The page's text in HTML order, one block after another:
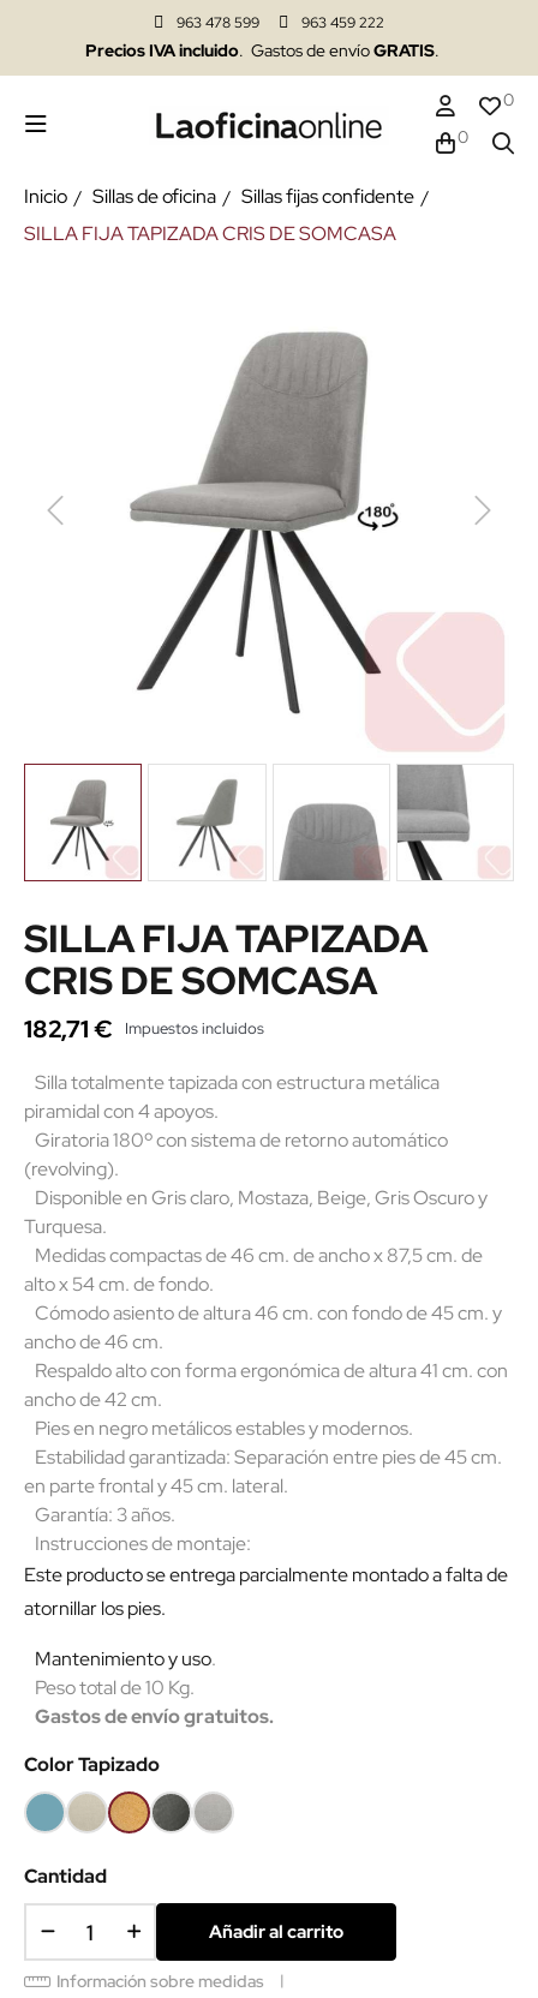
963 478 599 963 459 222
Precios IVA incluido. Gastos de envíoGRATIS.
0
0
Inicio Sillas de oficina
Sillas fijas confidente
SILLA FIJA TAPIZADA CRIS DE SOMCASA
SILLA FIJA TAPIZADA
CRIS DE SOMCASA
182,71 € Impuestos incluidos
Silla totalmente tapizada con estructura metálica
piramidal con 4 apoyos.
Giratoria 180º con sistema de retorno automático
(revolving).
Disponible en Gris claro, Mostaza, Beige, Gris Oscuro y
Turquesa.
Medidas compactas de 46 cm. de ancho x 87,5 cm. de
alto x 54 cm. de fondo.
Cómodo asiento de altura 46 cm. con fondo de 45 cm. y
ancho de 46 cm.
Respaldo alto con forma ergonómica de altura 41 cm. con
ancho de 42 cm.
Pies en negro metálicos estables y modernos.
Estabilidad garantizada: Separación entre pies de 45 cm.
en parte frontal y 45 cm. lateral.
Garantía: 3 años.
Instrucciones de montaje:
Este producto se entrega parcialmente montado a falta de
atornillar los pies.
Mantenimiento y uso.
Peso total de 10 Kg.
Gastos de envío gratuitos.
Color Tapizado
Azul
(SMC)
BeigeMostaza
Gris
oscuro
Gris
claro
Cantidad
Añadir al carrito
Información sobre medidas